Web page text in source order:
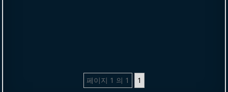
페이지 1 의 1 1